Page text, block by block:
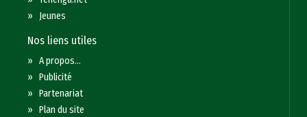
» Jeunes
Nos liens utiles
»A propos...
»Publicité
»Partenariat
»Plan du site